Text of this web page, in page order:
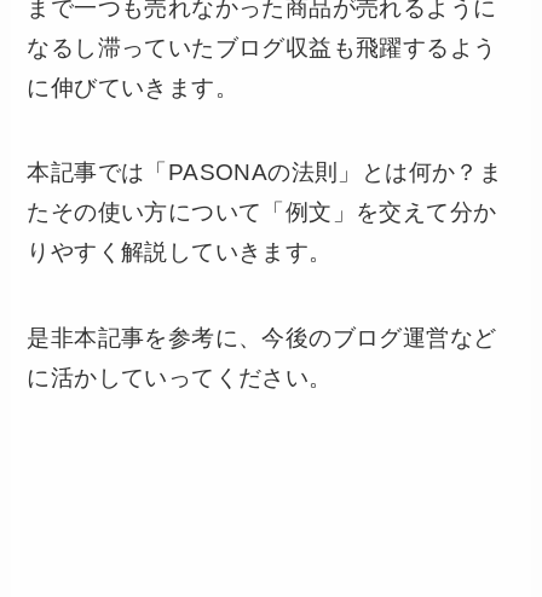
まで一つも売れなかった商品が売れるように
なるし滞っていたブログ収益も飛躍するよう
に伸びていきます。
本記事では「PASONAの法則」とは何か？ま
たその使い方について「例文」を交えて分か
りやすく解説していきます。
是非本記事を参考に、今後のブログ運営など
に活かしていってください。